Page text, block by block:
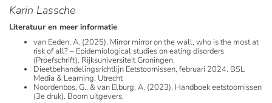
Karin Lassche
Literatuur en meer informatie
van Eeden, A. (2025). Mirror mirror on the wall, who is the most at
risk of all? – Epidemiological studies on eating disorders
(Proefschrift). Rijksuniversiteit Groningen.
Dieetbehandelingsrichtlijn Eetstoornissen, februari 2024. BSL
Media & Learning, Utrecht
Noordenbos, G., & van Elburg, A. (2023). Handboek eetstoornissen
(3e druk). Boom uitgevers.